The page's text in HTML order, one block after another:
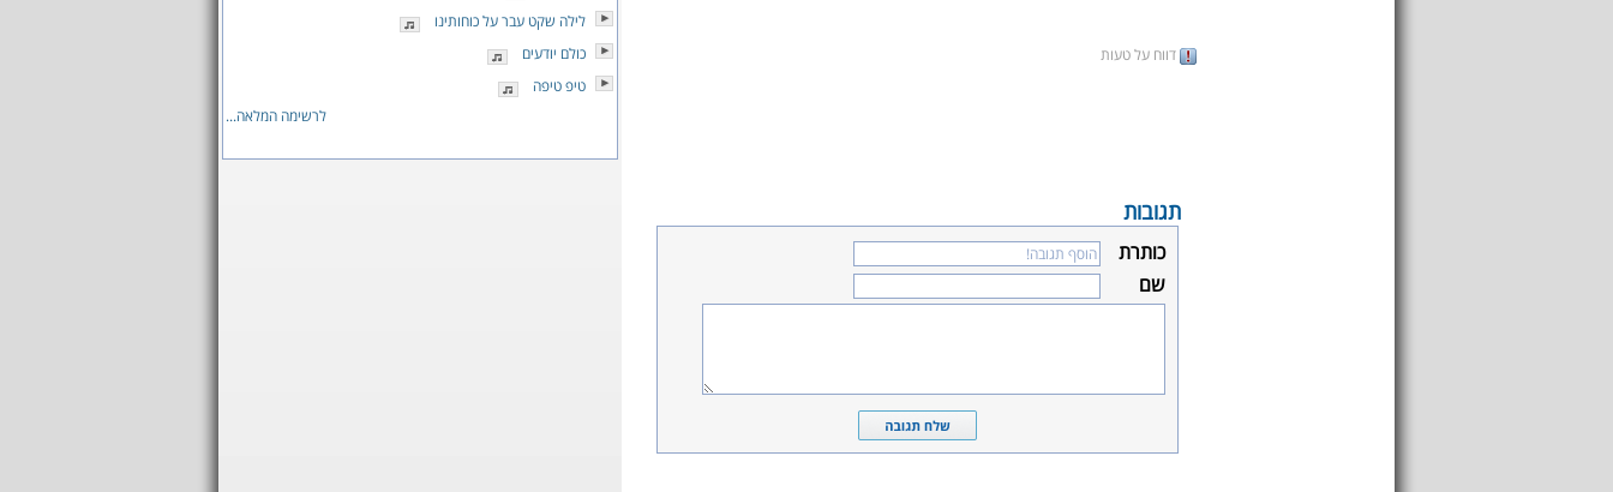
דווח על טעות
תגובות
כותרת
שם
לילה שקט עבר על כוחותינו
כולם יודעים
טיפ טיפה
לרשימה המלאה...